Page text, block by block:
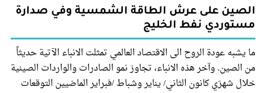
الصين على عرش الطاقة الشمسية وفي صدارة
مستوردي نفط الخليج
ما يشبه عودة الروح الى الاقتصاد العالمي تمثلت الانباء الآتية حديثاً
من الصين. وآخر هذه الانباء، تجاوز نمو الصادرات والواردات الصينية
خلال شهرَي كانون الثاني/ يناير وشباط /فبراير الماضيين التوقعات